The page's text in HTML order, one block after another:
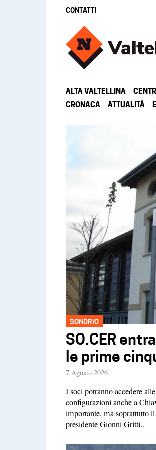
CONTATTI
ALTA VALTELLINA
CRONACA
ATTUALITÀ
SONDRIO
SO.CER
le prime
7 Agosto 2026
I soci potranno accedere
configurazioni anche a
importante, ma soprattutto
presidente Gionni Gritti..